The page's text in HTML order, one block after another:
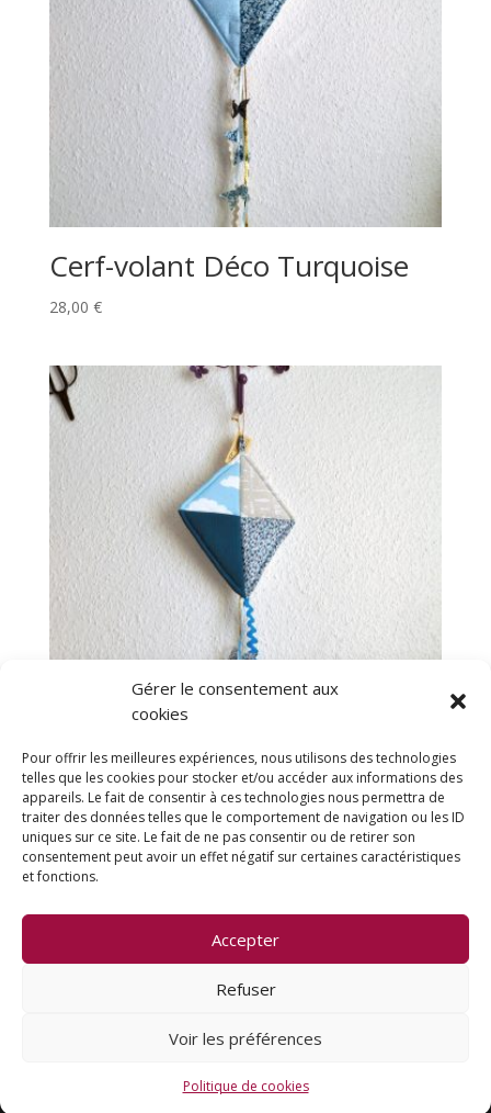
Gérer le consentement aux
cookies
Pour offrir les meilleures expériences, nous utilisons des technologies
telles que les cookies pour stocker et/ou accéder aux informations des
appareils. Le fait de consentir à ces technologies nous permettra de
traiter des données telles que le comportement de navigation ou les ID
uniques sur ce site. Le fait de ne pas consentir ou de retirer son
consentement peut avoir un effet négatif sur certaines caractéristiques
et fonctions.
Accepter
Refuser
Voir les préférences
Politique de cookies
Cerf-volant Déco Turquoise
28,00 €
Cerf-volant Déco Nuage
28,00€
Politique de cookies (UE)
Conditions générales
WordPress